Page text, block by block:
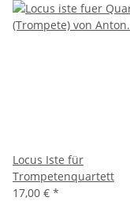
Locus Iste für
Trompetenquartett
17,00 € *